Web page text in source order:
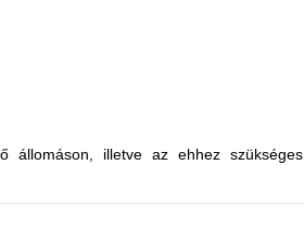
állomáson, illetve az ehhez szükséges
limitálhatóak a mezőgazdasági
kártevőkkel szembeni ellenálló
a hagyományostól eltérő jellegű tudás
gazdagodhatnak, a fajtahasználaton
innovatív ismereteket, növénykultúrákat
csökkenthetik a szennyezőanyag
alkalmas fajták vizsgálata